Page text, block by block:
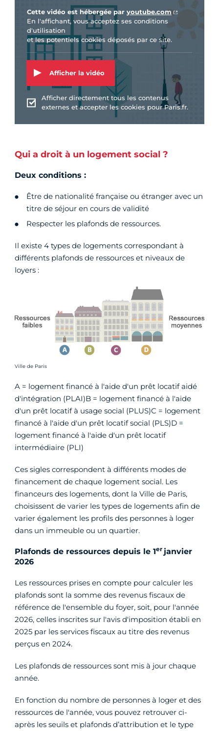
Cette vidéo est hébergée par youtube.com
En l'affichant, vous acceptez ses conditions
d'utilisation
et les potentiels cookies déposés par ce site.
Afficher la vidéo
Afficher directement tous les contenus
externes et accepter les cookies pour Paris.fr.
Qui a droit à un logement social ?
Deux conditions :
Être de nationalité française ou étranger avec un
titre de séjour en cours de validité
Respecter les plafonds de ressources.
Il existe 4 types de logements correspondant à
différents plafonds de ressources et niveaux de
loyers :
Crédit photo :
Ville de Paris
A = logement financé à l'aide d'un prêt locatif aidé
d'intégration (PLAI)B = logement financé à l'aide
d'un prêt locatif à usage social (PLUS)C = logement
financé à l'aide d'un prêt locatif social (PLS)D =
logement financé à l'aide d'un prêt locatif
intermédiaire (PLI)
Ces sigles correspondent à différents modes de
financement de chaque logement social. Les
financeurs des logements, dont la Ville de Paris,
choisissent de varier les types de logements afin de
varier également les profils des personnes à loger
dans un immeuble ou un quartier.
Plafonds de ressources depuis le 1er janvier
2026
Les ressources prises en compte pour calculer les
plafonds sont la somme des revenus fiscaux de
référence de l'ensemble du foyer, soit, pour l'année
2026, celles inscrites sur l'avis d'imposition établi en
2025 par les services fiscaux au titre des revenus
perçus en 2024.
Les plafonds de ressources sont mis à jour chaque
année.
En fonction du nombre de personnes à loger et des
ressources de l'année, vous pouvez retrouver ci-
après les seuils et plafonds d’attribution et le type